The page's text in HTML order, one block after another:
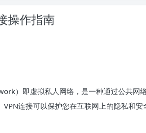
操作指南
）即虚拟私人网络，是一种通过公共网
连接可以保护您在互联网上的隐私和